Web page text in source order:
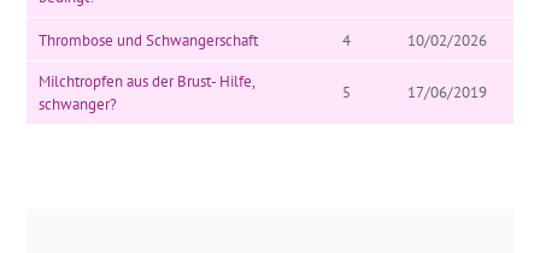
Thrombose und Schwangerschaft 4
10/02/2026
Milchtropfen aus der Brust- Hilfe,
schwanger?
5 17/06/2019